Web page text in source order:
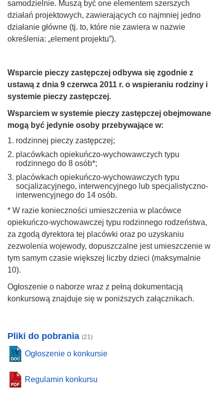
samodzielnie. Muszą być one elementem szerszych
działań projektowych, zawierających co najmniej jedno
działanie główne (tj. to, które nie zawiera w nazwie
określenia: „element projektu”).
Wsparcie pieczy zastępczej odbywa się zgodnie z
ustawą z dnia 9 czerwca 2011 r. o wspieraniu rodziny i
systemie pieczy zastępczej.
Wsparciem w systemie pieczy zastępczej obejmowane
mogą być jedynie osoby przebywające w:
rodzinnej pieczy zastępczej;
placówkach opiekuńczo-wychowawczych typu
rodzinnego do 8 osób*;
placówkach opiekuńczo-wychowawczych typu
socjalizacyjnego, interwencyjnego lub specjalistyczno-
interwencyjnego do 14 osób.
* W razie konieczności umieszczenia w placówce
opiekuńczo-wychowawczej typu rodzinnego rodzeństwa,
za zgodą dyrektora tej placówki oraz po uzyskaniu
zezwolenia wojewody, dopuszczalne jest umieszczenie w
tym samym czasie większej liczby dzieci (maksymalnie
10).
Ogłoszenie o naborze wraz z pełną dokumentacją
konkursową znajduje się w poniższych załącznikach.
Pliki do pobrania (21)
Ogłoszenie o konkursie
Regulamin konkursu